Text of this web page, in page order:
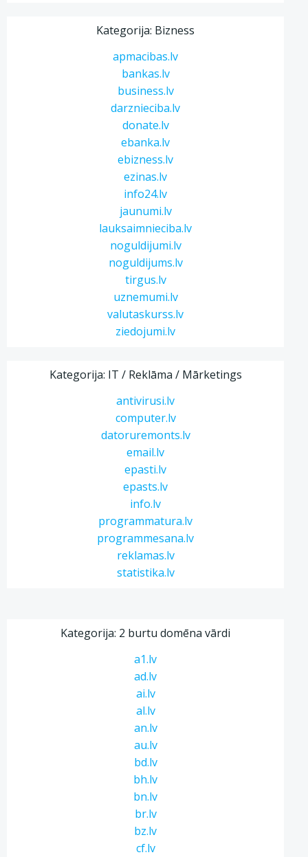
Kategorija: Bizness
apmacibas.lv
bankas.lv
business.lv
darznieciba.lv
donate.lv
ebanka.lv
ebizness.lv
ezinas.lv
info24.lv
jaunumi.lv
lauksaimnieciba.lv
noguldijumi.lv
noguldijums.lv
tirgus.lv
uznemumi.lv
valutaskurss.lv
ziedojumi.lv
Kategorija: IT / Reklāma / Mārketings
antivirusi.lv
computer.lv
datoruremonts.lv
email.lv
epasti.lv
epasts.lv
info.lv
programmatura.lv
programmesana.lv
reklamas.lv
statistika.lv
Kategorija: 2 burtu domēna vārdi
a1.lv
ad.lv
ai.lv
al.lv
an.lv
au.lv
bd.lv
bh.lv
bn.lv
br.lv
bz.lv
cf.lv